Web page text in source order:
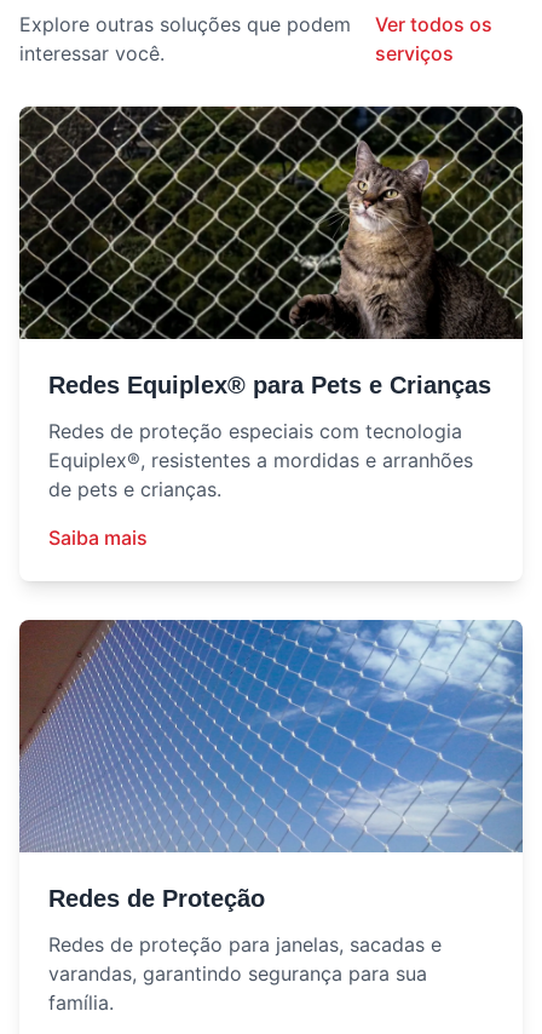
Explore outras soluções que podem
interessar você.
Ver todos os
serviços
Redes Equiplex® para Pets e Crianças
Redes de proteção especiais com tecnologia
Equiplex®, resistentes a mordidas e arranhões
de pets e crianças.
Saiba mais
Redes de Proteção
Redes de proteção para janelas, sacadas e
varandas, garantindo segurança para sua
família.